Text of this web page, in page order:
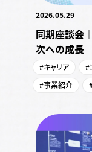
2026.05.29
同期座談会
次への成長
#キャリア
#
#事業紹介